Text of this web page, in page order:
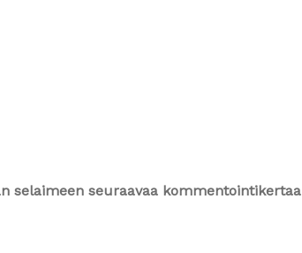
selaimeen seuraavaa kommentointikertaa